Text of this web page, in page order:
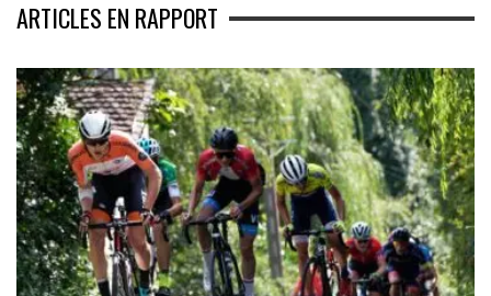
ARTICLES EN RAPPORT